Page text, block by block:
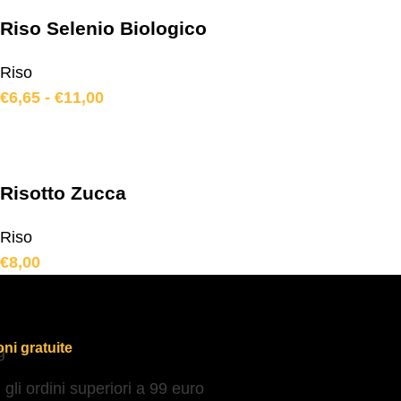
Riso Selenio Biologico
Riso
€6,65 - €11,00
Risotto Zucca
Riso
€8,00
gratuite
gli ordini superiori a 99 euro